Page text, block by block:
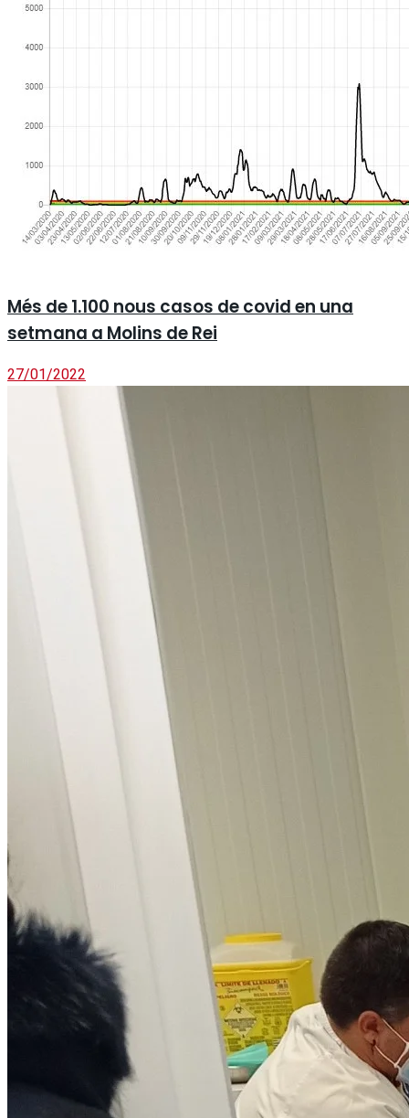
Més de 1.100 nous casos de covid en una
setmana a Molins de Rei
27/01/2022